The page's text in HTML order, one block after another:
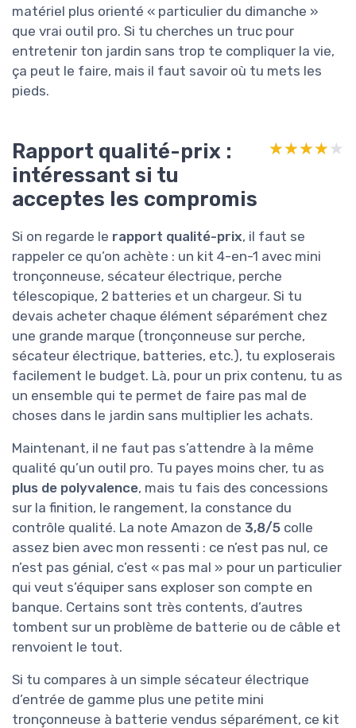
matériel plus orienté « particulier du dimanche »
que vrai outil pro. Si tu cherches un truc pour
entretenir ton jardin sans trop te compliquer la vie,
ça peut le faire, mais il faut savoir où tu mets les
pieds.
Rapport qualité-prix :
intéressant si tu
acceptes les compromis
★★★★★
★★★★★
Si on regarde le rapport qualité-prix, il faut se
rappeler ce qu’on achète : un kit 4-en-1 avec mini
tronçonneuse, sécateur électrique, perche
télescopique, 2 batteries et un chargeur. Si tu
devais acheter chaque élément séparément chez
une grande marque (tronçonneuse sur perche,
sécateur électrique, batteries, etc.), tu exploserais
facilement le budget. Là, pour un prix contenu, tu as
un ensemble qui te permet de faire pas mal de
choses dans le jardin sans multiplier les achats.
Maintenant, il ne faut pas s’attendre à la même
qualité qu’un outil pro. Tu payes moins cher, tu as
plus de polyvalence, mais tu fais des concessions
sur la finition, le rangement, la constance du
contrôle qualité. La note Amazon de 3,8/5 colle
assez bien avec mon ressenti : ce n’est pas nul, ce
n’est pas génial, c’est « pas mal » pour un particulier
qui veut s’équiper sans exploser son compte en
banque. Certains sont très contents, d’autres
tombent sur un problème de batterie ou de câble et
renvoient le tout.
Si tu compares à un simple sécateur électrique
d’entrée de gamme plus une petite mini
tronçonneuse à batterie vendus séparément, ce kit